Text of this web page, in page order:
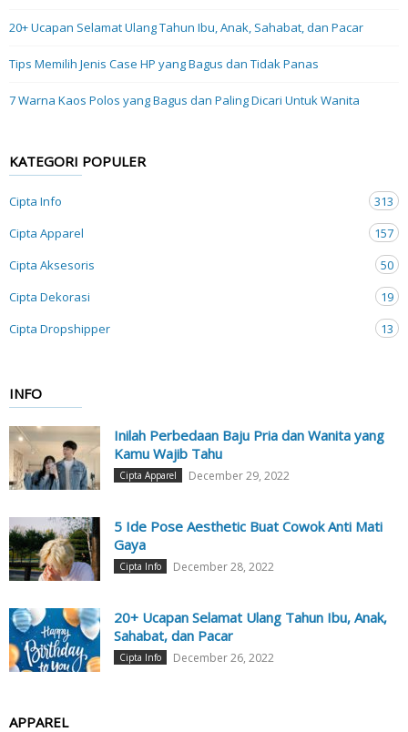
20+ Ucapan Selamat Ulang Tahun Ibu, Anak, Sahabat, dan Pacar
Tips Memilih Jenis Case HP yang Bagus dan Tidak Panas
7 Warna Kaos Polos yang Bagus dan Paling Dicari Untuk Wanita
KATEGORI POPULER
Cipta Info
313
Cipta Apparel
157
Cipta Aksesoris
50
Cipta Dekorasi
19
Cipta Dropshipper
13
INFO
Inilah Perbedaan Baju Pria dan Wanita yang
Kamu Wajib Tahu
Cipta Apparel December 29, 2022
5 Ide Pose Aesthetic Buat Cowok Anti Mati
Gaya
Cipta Info December 28, 2022
20+ Ucapan Selamat Ulang Tahun Ibu, Anak,
Sahabat, dan Pacar
Cipta Info December 26, 2022
APPAREL